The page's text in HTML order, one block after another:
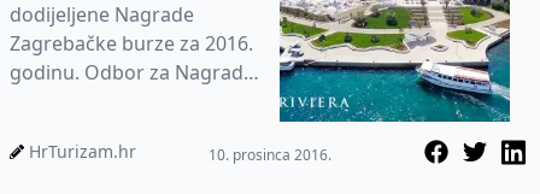
dodijeljene Nagrade
Zagrebačke burze za 2016.
godinu. Odbor za Nagrade
sedam kateg...
HrTurizam.hr 10. prosinca 2016.